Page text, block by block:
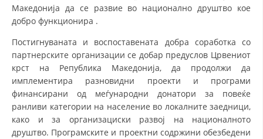
УПОТРЕБА И ЗАШТИТА НА АМБЛЕМОТ
СОЦИЈАЛНО ХУМАНИТАРНА ДЕЈНОСТ
КАКО ДА ДОНИРАТЕ
ПОДГОТВЕНОСТ И ДЕЈСТВО ПРИ КАТАСТРОФИ
СПАСИТЕЛНА СТАНИЦА ВОДНО
Македонија да се развие во национално друштво кое
добро функционира .
Постигнуваната и воспоставената добра соработка со
партнерските организации се добар предуслов Црвениот
крст на Република Македонија, да продолжи да
имплементира разновидни проекти и програми
финансирани од меѓународни донатори за повеќе
ранливи категории на население во локалните заедници,
како и за организациски развој на националното
друштво. Програмските и проектни содржини обезбедени